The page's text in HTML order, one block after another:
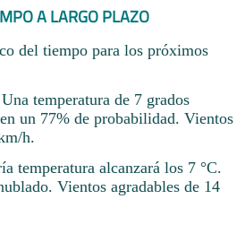
A LARGO PLAZO
del tiempo para los próximos
temperatura de 7 grados
un 77% de probabilidad. Vientos
h.
temperatura alcanzará los 7 °C.
Vientos agradables de 14